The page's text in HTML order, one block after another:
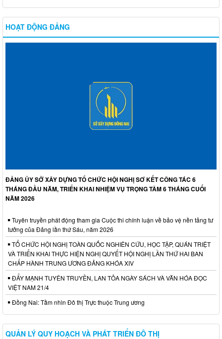
HOẠT ĐỘNG ĐẢNG
ĐẢNG ỦY SỞ XÂY DỰNG TỔ CHỨC HỘI NGHỊ SƠ KẾT CÔNG TÁC 6
THÁNG ĐẦU NĂM, TRIỂN KHAI NHIỆM VỤ TRỌNG TÂM 6 THÁNG CUỐI
NĂM 2026
Tuyên truyền phát động tham gia Cuộc thi chính luận về bảo vệ nền tảng tư
tưởng của Đảng lần thứ Sáu, năm 2026
TỔ CHỨC HỘI NGHỊ TOÀN QUỐC NGHIÊN CỨU, HỌC TẬP, QUÁN TRIỆT
VÀ TRIỂN KHAI THỰC HIỆN NGHỊ QUYẾT HỘI NGHỊ LẦN THỨ HAI BAN
CHẤP HÀNH TRUNG ƯƠNG ĐẢNG KHÓA XIV
ĐẨY MẠNH TUYÊN TRUYỀN, LAN TỎA NGÀY SÁCH VÀ VĂN HÓA ĐỌC
VIỆT NAM 21/4
Đồng Nai: Tầm nhìn Đô thị Trực thuộc Trung ương
QUẢN LÝ QUY HOẠCH VÀ PHÁT TRIỂN ĐÔ THỊ